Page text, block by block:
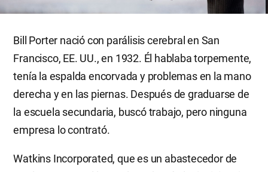
Bill Porter nació con parálisis cerebral en San
Francisco, EE. UU., en 1932. Él hablaba torpemente,
tenía la espalda encorvada y problemas en la mano
derecha y en las piernas. Después de graduarse de
la escuela secundaria, buscó trabajo, pero ninguna
empresa lo contrató.
Watkins Incorporated, que es un abastecedor de